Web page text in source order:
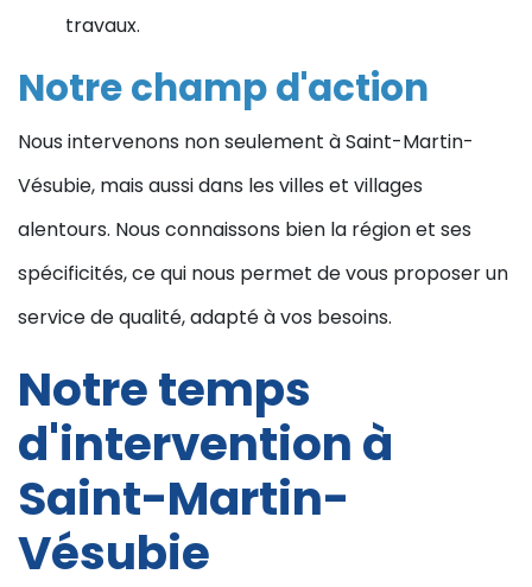
travaux.
Notre champ d'action
Nous intervenons non seulement à Saint-Martin-
Vésubie, mais aussi dans les villes et villages
alentours. Nous connaissons bien la région et ses
spécificités, ce qui nous permet de vous proposer un
service de qualité, adapté à vos besoins.
Notre temps
d'intervention à
Saint-Martin-
Vésubie